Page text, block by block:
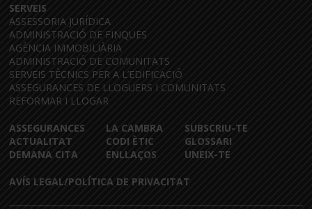
SERVEIS
ASSESSORIA JURÍDICA
ADMINISTRACIÓ DE FINQUES
AGÈNCIA IMMOBILIÀRIA
ADMINISTRACIÓ DE COMUNITATS
SERVEIS TÈCNICS PER A L’EDIFICACIÓ
ASSEGURANCES DE LLOGUERS I COMUNITATS
REFORMAR I LLOGAR
ASSEGURANCES
ACTUALITAT
DEMANA CITA
LA CAMBRA
CODI ÈTIC
ENLLAÇOS
SUBSCRIU-TE
GLOSSARI
UNEIX-TE
AVÍS LEGAL/POLÍTICA DE PRIVACITAT